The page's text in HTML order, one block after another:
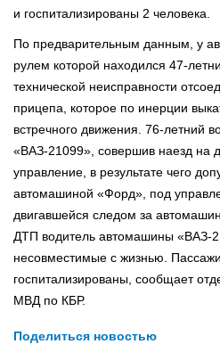
и госпитализированы 2 человека.
По предварительным данным, у
рулем которой находился 47-
технической неисправности
прицепа, которое по инерции
встречного движения. 76-летний
«ВАЗ-21099», совершив наезд на
управление, в результате чего
автомашиной «Форд», под
двигавшейся следом за
ДТП водитель автомашины «ВАЗ-
несовместимые с жизнью.
госпитализированы, сообщает
МВД по КБР.
Поделиться новостью